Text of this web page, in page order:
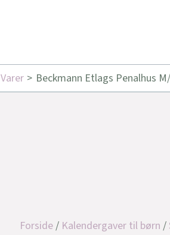
Varer Beckmann Etlags Penalhus
Forside/ Kalendergaver til børn /